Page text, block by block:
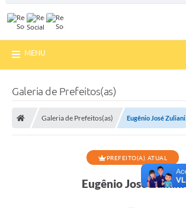
MENU
Galeria de Prefeitos(as)
Galeria de Prefeitos(as) Eugênio José Zuliani
PREFEITO(A) ATUAL
Eugênio José Zuliani